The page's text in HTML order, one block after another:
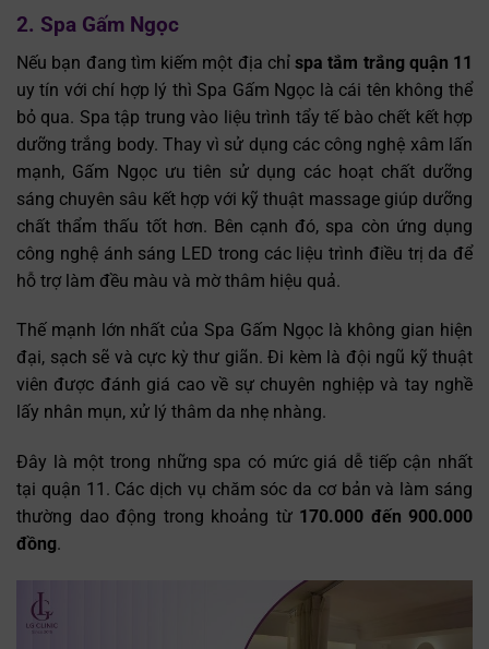
2. Spa Gấm Ngọc
Nếu bạn đang tìm kiếm một địa chỉ spa tắm trắng quận 11
uy tín với chí hợp lý thì Spa Gấm Ngọc là cái tên không thể
bỏ qua. Spa tập trung vào liệu trình tẩy tế bào chết kết hợp
dưỡng trắng body. Thay vì sử dụng các công nghệ xâm lấn
mạnh, Gấm Ngọc ưu tiên sử dụng các hoạt chất dưỡng
sáng chuyên sâu kết hợp với kỹ thuật massage giúp dưỡng
chất thẩm thấu tốt hơn. Bên cạnh đó, spa còn ứng dụng
công nghệ ánh sáng LED trong các liệu trình điều trị da để
hỗ trợ làm đều màu và mờ thâm hiệu quả.
Thế mạnh lớn nhất của Spa Gấm Ngọc là không gian hiện
đại, sạch sẽ và cực kỳ thư giãn. Đi kèm là đội ngũ kỹ thuật
viên được đánh giá cao về sự chuyên nghiệp và tay nghề
lấy nhân mụn, xử lý thâm da nhẹ nhàng.
Đây là một trong những spa có mức giá dễ tiếp cận nhất
tại quận 11. Các dịch vụ chăm sóc da cơ bản và làm sáng
thường dao động trong khoảng từ 170.000 đến 900.000
đồng.